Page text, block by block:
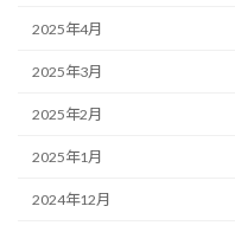
2025年4月
2025年3月
2025年2月
2025年1月
2024年12月